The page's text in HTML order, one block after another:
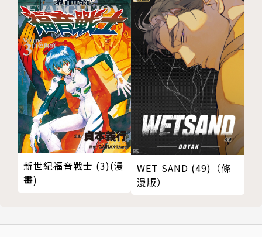
柯冠廷
自由譯者。
主要譯有〈屍囚獄〉、〈神之雫番外篇 怪盜盧凡〉、
〈學園×封鎖〉等作品。
新世紀福音戰士 (3)(漫
畫)
WET SAND (49)（條
漫版）